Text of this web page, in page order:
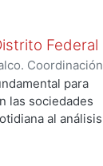
Federal
Coordinación
ANGEL para
las sociedades
al análisis